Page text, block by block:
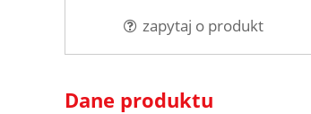
zapytaj o produkt
Dane produktu